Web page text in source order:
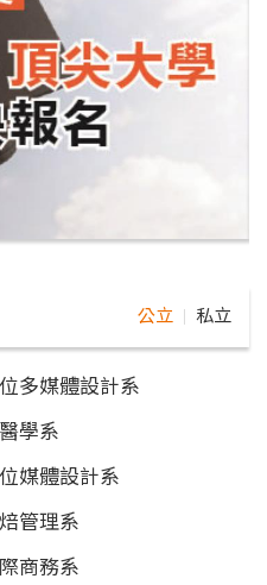
公立 私立
多媒體設計系
學系
媒體設計系
管理系
商務系